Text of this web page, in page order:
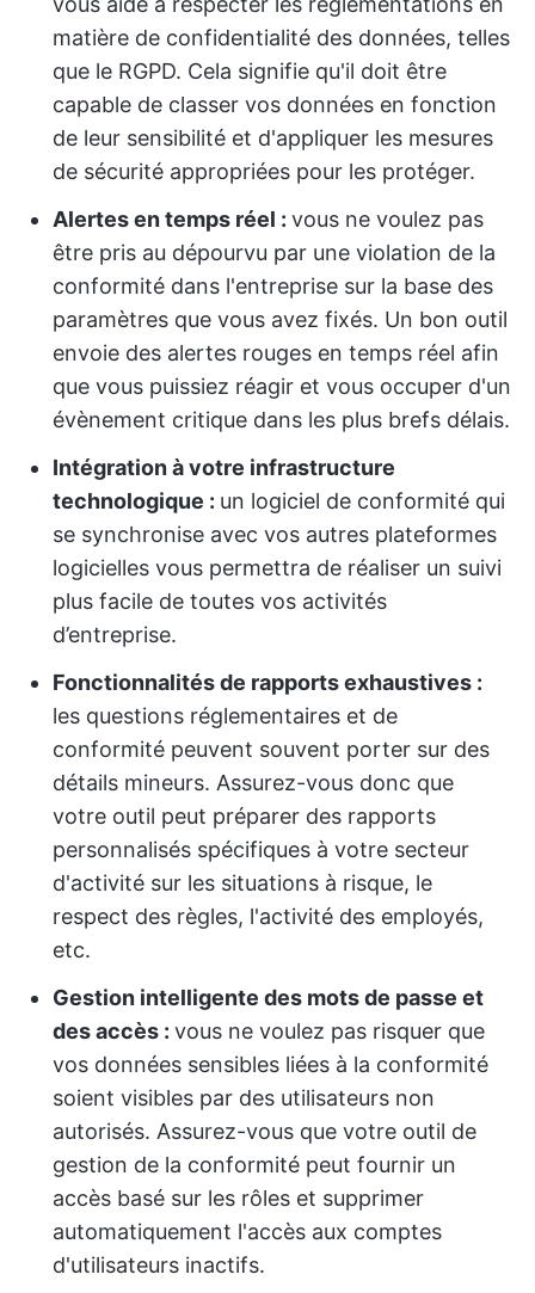
matière de confidentialité des données, telles
que le RGPD. Cela signifie qu'il doit être
capable de classer vos données en fonction
de leur sensibilité et d'appliquer les mesures
de sécurité appropriées pour les protéger.
Alertes en temps réel : vous ne voulez pas
être pris au dépourvu par une violation de la
conformité dans l'entreprise sur la base des
paramètres que vous avez fixés. Un bon outil
envoie des alertes rouges en temps réel afin
que vous puissiez réagir et vous occuper d'un
évènement critique dans les plus brefs délais.
Intégration à votre infrastructure
technologique : un logiciel de conformité qui
se synchronise avec vos autres plateformes
logicielles vous permettra de réaliser un suivi
plus facile de toutes vos activités
d’entreprise.
Fonctionnalités de rapports exhaustives :
les questions réglementaires et de
conformité peuvent souvent porter sur des
détails mineurs. Assurez-vous donc que
votre outil peut préparer des rapports
personnalisés spécifiques à votre secteur
d'activité sur les situations à risque, le
respect des règles, l'activité des employés,
etc.
Gestion intelligente des mots de passe et
des accès : vous ne voulez pas risquer que
vos données sensibles liées à la conformité
soient visibles par des utilisateurs non
autorisés. Assurez-vous que votre outil de
gestion de la conformité peut fournir un
accès basé sur les rôles et supprimer
automatiquement l'accès aux comptes
d'utilisateurs inactifs.